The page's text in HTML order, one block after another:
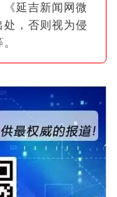
延吉新闻网微
处，否则视为侵